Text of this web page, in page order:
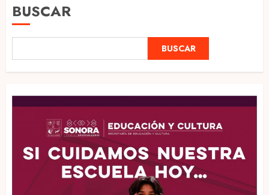
BUSCAR
BUSCAR